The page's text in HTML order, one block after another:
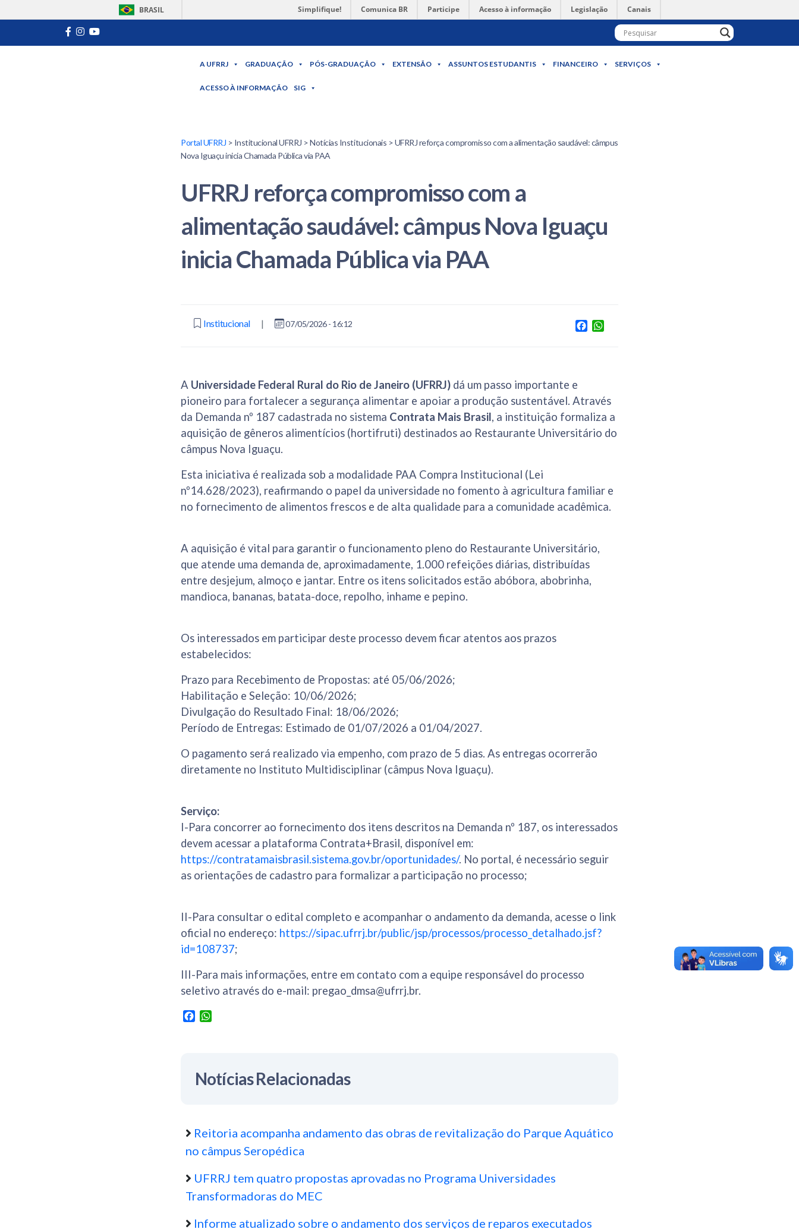
BRASIL Simplifique! Comunica BR Participe Acesso à informação Legislação Canais
A UFRRJ GRADUAÇÃO PÓS-GRADUAÇÃO EXTENSÃO ASSUNTOS ESTUDANTIS FINANCEIRO SERVIÇOS
ACESSO À INFORMAÇÃO SIG
Portal UFRRJ > Institucional UFRRJ > Notícias Institucionais > UFRRJ reforça compromisso com a alimentação saudável: câmpus
Nova Iguaçu inicia Chamada Pública via PAA
UFRRJ reforça compromisso com a
alimentação saudável: câmpus Nova Iguaçu
inicia Chamada Pública via PAA
Institucional | 07/05/2026 - 16:12 Facebook
A Universidade Federal Rural do Rio de Janeiro (UFRRJ) dá um passo importante e
pioneiro para fortalecer a segurança alimentar e apoiar a produção sustentável. Através
da Demanda nº 187 cadastrada no sistema Contrata Mais Brasil, a instituição formaliza a
aquisição de gêneros alimentícios (hortifruti) destinados ao Restaurante Universitário do
câmpus Nova Iguaçu.
Esta iniciativa é realizada sob a modalidade PAA Compra Institucional (Lei
nº14.628/2023), reafirmando o papel da universidade no fomento à agricultura familiar e
no fornecimento de alimentos frescos e de alta qualidade para a comunidade acadêmica.
A aquisição é vital para garantir o funcionamento pleno do Restaurante Universitário,
que atende uma demanda de, aproximadamente, 1.000 refeições diárias, distribuídas
entre desjejum, almoço e jantar. Entre os itens solicitados estão abóbora, abobrinha,
mandioca, bananas, batata-doce, repolho, inhame e pepino.
Os interessados em participar deste processo devem ficar atentos aos prazos
estabelecidos:
Prazo para Recebimento de Propostas: até 05/06/2026;
Habilitação e Seleção: 10/06/2026;
Divulgação do Resultado Final: 18/06/2026;
Período de Entregas: Estimado de 01/07/2026 a 01/04/2027.
O pagamento será realizado via empenho, com prazo de 5 dias. As entregas ocorrerão
diretamente no Instituto Multidisciplinar (câmpus Nova Iguaçu).
Serviço:
I-Para concorrer ao fornecimento dos itens descritos na Demanda nº 187, os interessados
devem acessar a plataforma Contrata+Brasil, disponível em:
https://contratamaisbrasil.sistema.gov.br/oportunidades/. No portal, é necessário seguir
as orientações de cadastro para formalizar a participação no processo;
II-Para consultar o edital completo e acompanhar o andamento da demanda, acesse o link
oficial no endereço: https://sipac.ufrrj.br/public/jsp/processos/processo_detalhado.jsf?
id=108737;
III-Para mais informações, entre em contato com a equipe responsável do processo
seletivo através do e-mail: pregao_dmsa@ufrrj.br.
Facebook
Notícias Relacionadas
Reitoria acompanha andamento das obras de revitalização do Parque Aquático
no câmpus Seropédica
UFRRJ tem quatro propostas aprovadas no Programa Universidades
Transformadoras do MEC
Informe atualizado sobre o andamento dos serviços de reparos executados